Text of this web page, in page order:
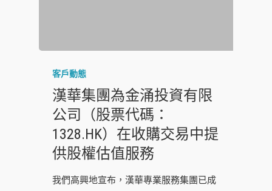
客戶動態
漢華集團為金涌投資有限
公司（股票代碼：
1328.HK）在收購交易中提
供股權估值服務
我們高興地宣布，漢華專業服務集團已成